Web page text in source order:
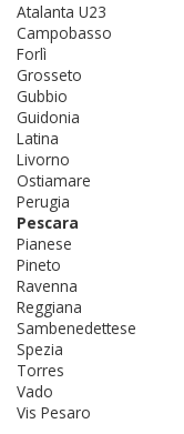
Atalanta U23
Campobasso
Forlì
Grosseto
Gubbio
Guidonia
Latina
Livorno
Ostiamare
Perugia
Pescara
Pianese
Pineto
Ravenna
Reggiana
Sambenedettese
Spezia
Torres
Vado
Vis Pesaro